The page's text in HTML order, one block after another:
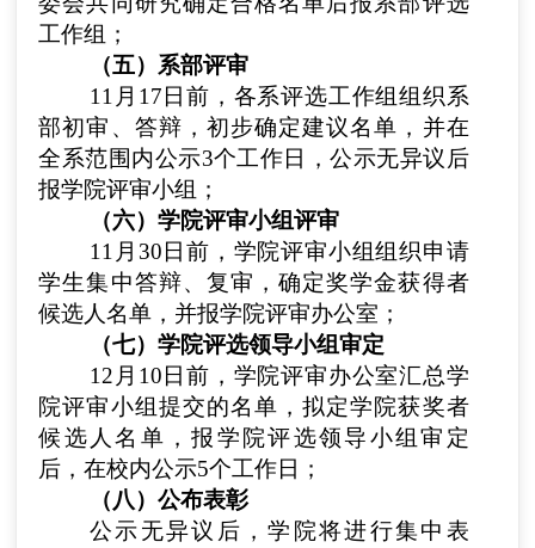
工作组；
（五）系部评审
11月17日前 ，各系评选工作组组织系
部初审、答辩，初步确定建议名单，并在
全系范围内公示3个工作日，公示无异议后
报学院评审小组；
（六）学院评审小组评审
11月30日前 ，学院评审小组组织申请
学生集中答辩、复审，确定奖学金获得者
候选人名单，并报学院评审办公室；
（七）学院评选领导小组审定
12月10日前，学院评审办公室汇总学
院评审小组提交的名单，拟定学院获奖者
候选人名单，报学院评选领导小组审定
后，在校内公示5个工作日；
（八）公布表彰
公示无异议后，学院将进行集中表